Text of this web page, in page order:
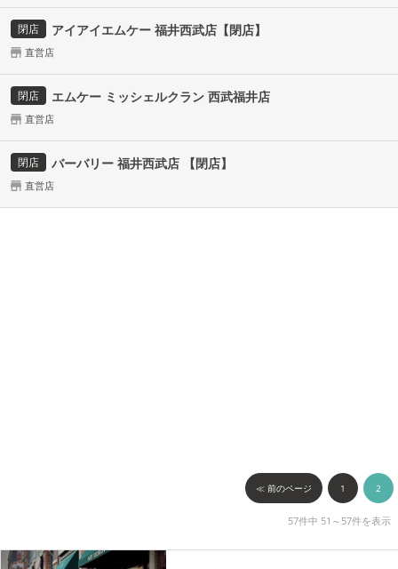
閉店 アイアイエムケー 福井西武店【閉店】
直営店
閉店 エムケー ミッシェルクラン 西武福井店
直営店
閉店 バーバリー 福井西武店 【閉店】
直営店
≪ 前のページ 1 2
57件中 51～57件を表示